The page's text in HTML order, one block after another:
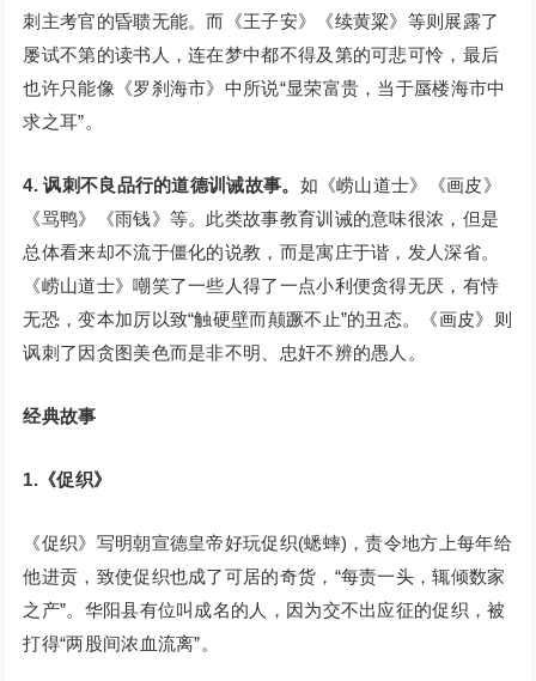
刺主考官的昏聩无能。而《王子安》《续黄粱》等则展露了
屡试不第的读书人，连在梦中都不得及第的可悲可怜，最后
也许只能像《罗刹海市》中所说“显荣富贵，当于蜃楼海市中
求之耳”。
4. 讽刺不良品行的道德训诫故事。 如《崂山道士》《画皮》
《骂鸭》《雨钱》等。此类故事教育训诫的意味很浓，但是
总体看来却不流于僵化的说教，而是寓庄于谐，发人深省。
《崂山道士》嘲笑了一些人得了一点小利便贪得无厌，有恃
无恐，变本加厉以致“触硬壁而颠蹶不止”的丑态。《画皮》则
讽刺了因贪图美色而是非不明、忠奸不辨的愚人。
经典故事
1.《促织》
《促织》写明朝宣德皇帝好玩促织(蟋蟀)，责令地方上每年给
他进贡，致使促织也成了可居的奇货，“每责一头，辄倾数家
之产”。华阳县有位叫成名的人，因为交不出应征的促织，被
打得“两股间浓血流离”。